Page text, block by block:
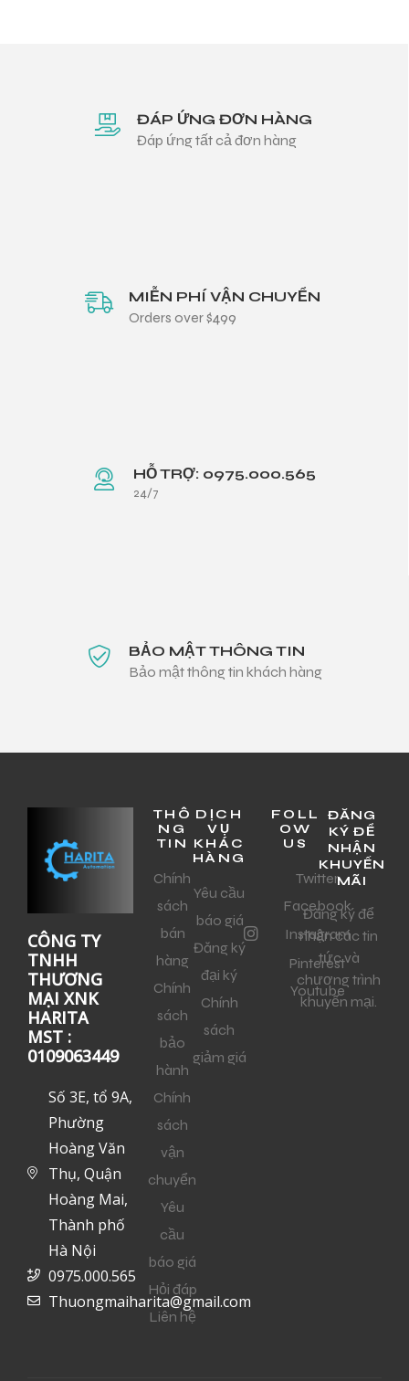
ĐÁP ỨNG ĐƠN HÀNG
Đáp ứng tất cả đơn hàng
MIỄN PHÍ VẬN CHUYỂN
Orders over $499
HỖ TRỢ: 0975.000.565
24/7
BẢO MẬT THÔNG TIN
Bảo mật thông tin khách hàng
CÔNG TY
TNHH
THƯƠNG
MẠI XNK
HARITA
MST :
0109063449
Số 3E, tổ 9A,
Phường
Hoàng Văn
Thụ, Quận
Hoàng Mai,
Thành phố
Hà Nội
0975.000.565
Thuongmaiharita@gmail.com
THÔ
NG
TIN
Chính
sách
bán
hàng
Chính
sách
bảo
hành
Chính
sách
vận
chuyển
Yêu
cầu
báo giá
Hỏi đáp
Liên hệ
DỊCH
VỤ
KHÁC
HÀNG
Yêu cầu
báo giá
Đăng ký
đại ký
Chính
sách
giảm giá
FOLL
OW
US
Twitter
Facebook
Instagram
Pinterest
Youtube
ĐĂNG
KÝ ĐỂ
NHẬN
KHUYẾN
MÃI
Đăng ký để
nhận các tin
tức và
chương trình
khuyến mại.